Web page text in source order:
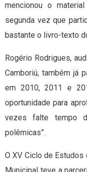
mencionou o
segunda vez que
bastante o livro-texto
Rogério Rodrigues,
Camboriú, também já
em 2010, 2011 e
oportunidade para
vezes falte tempo
polêmicas”.
O XV Ciclo de